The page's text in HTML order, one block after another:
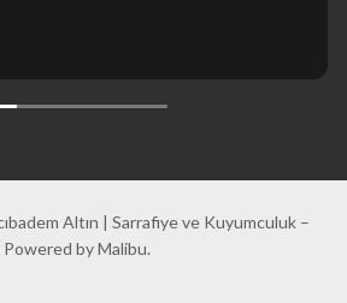
Altın | Sarrafiye ve Kuyumculuk –
Powered by Malibu.